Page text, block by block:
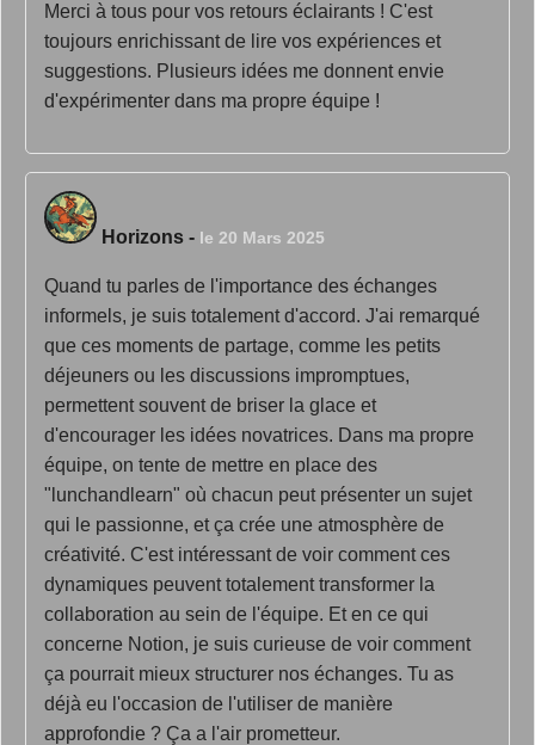
Merci à tous pour vos retours éclairants ! C'est
toujours enrichissant de lire vos expériences et
suggestions. Plusieurs idées me donnent envie
d'expérimenter dans ma propre équipe !
Horizons - le 20 Mars 2025
Quand tu parles de l'importance des échanges
informels, je suis totalement d'accord. J'ai remarqué
que ces moments de partage, comme les petits
déjeuners ou les discussions impromptues,
permettent souvent de briser la glace et
d'encourager les idées novatrices. Dans ma propre
équipe, on tente de mettre en place des
"lunchandlearn" où chacun peut présenter un sujet
qui le passionne, et ça crée une atmosphère de
créativité. C'est intéressant de voir comment ces
dynamiques peuvent totalement transformer la
collaboration au sein de l'équipe. Et en ce qui
concerne Notion, je suis curieuse de voir comment
ça pourrait mieux structurer nos échanges. Tu as
déjà eu l'occasion de l'utiliser de manière
approfondie ? Ça a l'air prometteur.